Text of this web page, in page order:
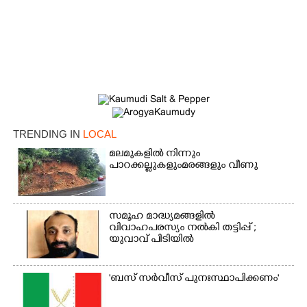
TRENDING IN LOCAL
മലമുകളിൽ നിന്നും
പാറക്കല്ലുകളുംമരങ്ങളും വീണു
സമൂഹ മാദ്ധ്യമങ്ങളിൽ
വിവാഹപരസ്യം നൽകി തട്ടിപ്പ് ;
യുവാവ് പിടിയിൽ
'ബസ് സർവീസ് പുനഃസ്ഥാപിക്കണം'